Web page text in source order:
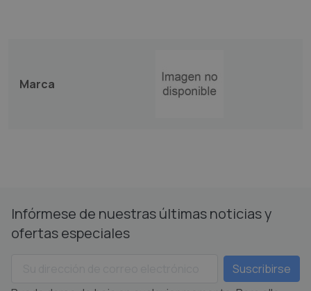
Marca
Infórmese de nuestras últimas noticias y
ofertas especiales